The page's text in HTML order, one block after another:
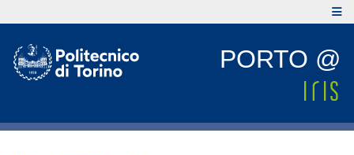
PORTO @